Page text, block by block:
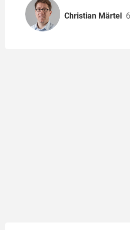
Christian Märtel